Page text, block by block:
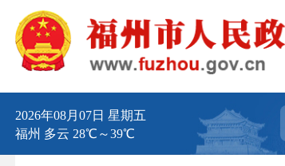
2026年08月07日 星期五
福州 多云 28℃～39℃